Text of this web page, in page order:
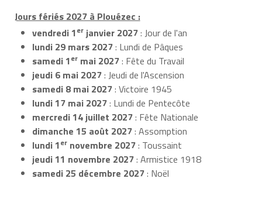
Jours fériés 2027 à Plouézec :
vendredi 1er janvier 2027: Jour de l'an
lundi 29 mars 2027: Lundi de Pâques
samedi 1er mai 2027: Fête du Travail
jeudi 6 mai 2027: Jeudi de l'Ascension
samedi 8 mai 2027: Victoire 1945
lundi 17 mai 2027: Lundi de Pentecôte
mercredi 14 juillet 2027: Fête Nationale
dimanche 15 août 2027: Assomption
lundi 1er novembre 2027: Toussaint
jeudi 11 novembre 2027: Armistice 1918
samedi 25 décembre 2027: Noël